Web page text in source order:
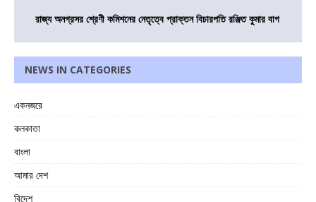
রাজ্য অনগ্রসর শ্রেণী কমিশনের নেতৃত্বে প্রাক্তন বিচারপতি রঞ্জিত কুমার বাগ
NEWS IN CATEGORIES
একনজরে
কলকাতা
বাংলা
আমার দেশ
বিদেশ